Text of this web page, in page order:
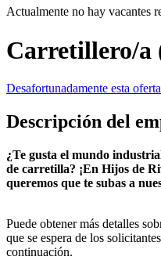
Actualmente no hay vacantes
Carretillero/a
Desafortunadamente esta
Descripción del
¿Te gusta el mundo
de carretilla? ¡En Hijos de
queremos que te subas a
Puede obtener más detalles
que se espera de los
continuación.